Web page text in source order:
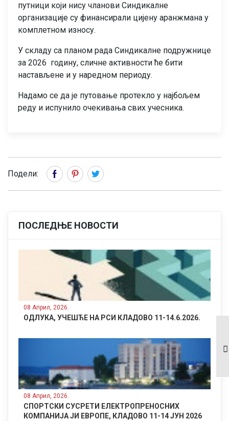
путници који нису чланови Синдикалне
организације су финансирали цијену аранжмана у
комплетном износу.
У складу са планом рада Синдикалне подружнице
за 2026 годину, сличне активности ће бити
настављене и у наредном периоду.
Надамо се да је путовање протекло у најбољем
реду и испунило очекивања свих учесника.
Подели:
ПОСЛЕДЊЕ НОВОСТИ
08 Април, 2026.
ОДЛУКА, УЧЕШЋЕ НА РСИ КЛАДОВО 11-14.6.2026.
08 Април, 2026.
СПОРТСКИ СУСРЕТИ ЕЛЕКТРОПРЕНОСНИХ
КОМПАНИЈА ЈИ ЕВРОПЕ, КЛАДОВО 11-14 ЈУН 2026
ЕЛЕКТРОПРЕНОСНИХ
КОМПАНИЈА ЈИ
ЕВРОПЕ, КЛАДОВО
11-14 ЈУН 2026